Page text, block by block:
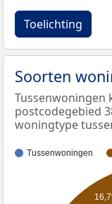
Toelichting
Soorten
Tussenwoningen
postcodegebied
woningtype
Tussenwoningen